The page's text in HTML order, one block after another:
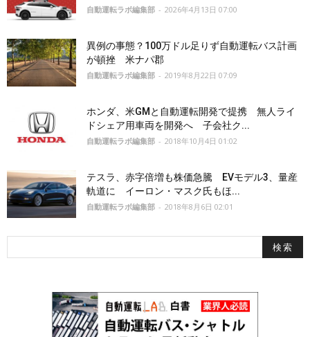
自動運転ラボ編集部 - 2026年4月13日 07:00
異例の事態？100万ドル足りず自動運転バス計画
が頓挫 米ナパ郡
自動運転ラボ編集部 - 2019年8月22日 07:09
ホンダ、米GMと自動運転開発で提携 無人ライ
ドシェア用車両を開発へ 子会社ク...
自動運転ラボ編集部 - 2018年10月4日 01:02
テスラ、赤字倍増も株価急騰 EVモデル3、量産
軌道に イーロン・マスク氏もほ...
自動運転ラボ編集部 - 2018年8月6日 02:01